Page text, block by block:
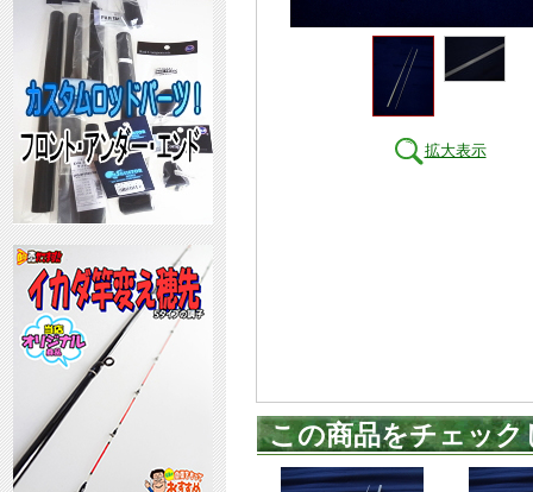
拡大表示
この商品をチェッ